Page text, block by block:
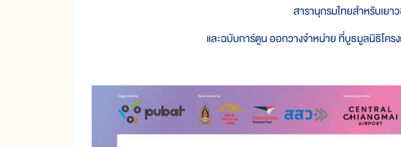
สารานุกรมไทยสำหรับเยา
และฉบับการ์ตูน ออกวางจำหน่าย ที่บูธมูลนิธิโคร